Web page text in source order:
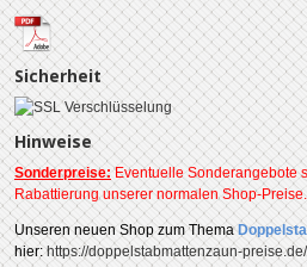
Sicherheit
Hinweise
Sonderpreise: Eventuelle Sonderangebote
Rabattierung unserer normalen Shop-Preise.
Unserenneuen Shop zum Thema
hier:https://doppelstabmattenzaun-preise.de/